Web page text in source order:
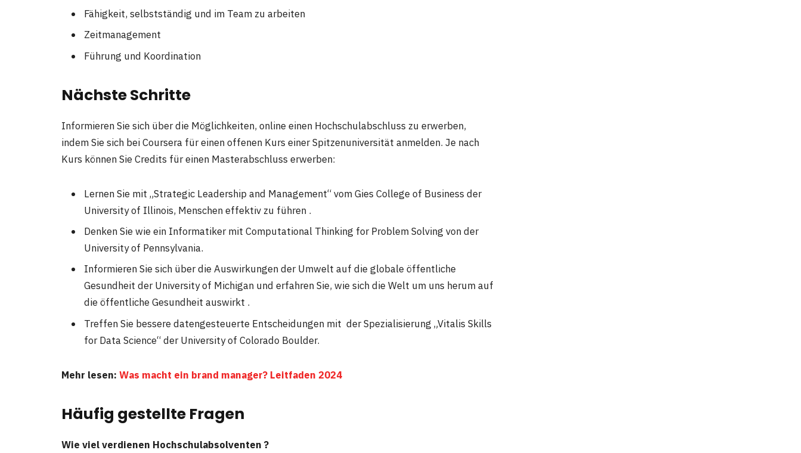
Fähigkeit, selbstständig und im Team zu arbeiten
Zeitmanagement
Führung und Koordination
Nächste Schritte
Informieren Sie sich über die Möglichkeiten, online einen Hochschulabschluss zu erwerben,
indem Sie sich bei Coursera für einen offenen Kurs einer Spitzenuniversität anmelden. Je nach
Kurs können Sie Credits für einen Masterabschluss erwerben:
Lernen Sie mit „Strategic Leadership and Management“ vom Gies College of Business der
University of Illinois, Menschen effektiv zu führen .
Denken Sie wie ein Informatiker mit Computational Thinking for Problem Solving von der
University of Pennsylvania.
Informieren Sie sich über die Auswirkungen der Umwelt auf die globale öffentliche
Gesundheit der University of Michigan und erfahren Sie, wie sich die Welt um uns herum auf
die öffentliche Gesundheit auswirkt .
Treffen Sie bessere datengesteuerte Entscheidungen mit der Spezialisierung „Vitalis Skills
for Data Science“ der University of Colorado Boulder.
Mehr lesen: Was macht ein brand manager? Leitfaden 2024
Häufig gestellte Fragen
Wie viel verdienen Hochschulabsolventen ?